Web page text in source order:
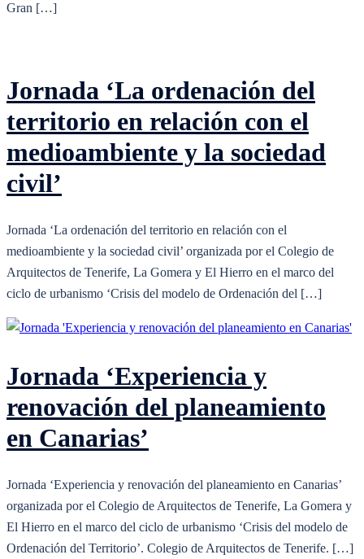
Gran […]
Jornada ‘La ordenación del
territorio en relación con el
medioambiente y la sociedad
civil’
Jornada ‘La ordenación del territorio en relación con el
medioambiente y la sociedad civil’ organizada por el Colegio de
Arquitectos de Tenerife, La Gomera y El Hierro en el marco del
ciclo de urbanismo ‘Crisis del modelo de Ordenación del […]
Jornada ‘Experiencia y
renovación del planeamiento
en Canarias’
Jornada ‘Experiencia y renovación del planeamiento en Canarias’
organizada por el Colegio de Arquitectos de Tenerife, La Gomera y
El Hierro en el marco del ciclo de urbanismo ‘Crisis del modelo de
Ordenación del Territorio’. Colegio de Arquitectos de Tenerife. […]